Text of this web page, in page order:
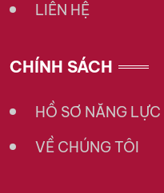
LIÊN HỆ
CHÍNH SÁCH
HỒ SƠ NĂNG LỰC
VỀ CHÚNG TÔI